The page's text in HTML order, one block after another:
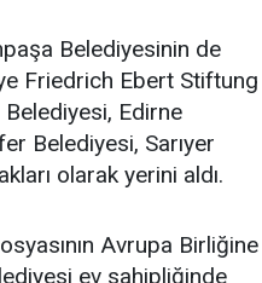
Belediyesinin de
Friedrich Ebert Stiftung
Edirne
Belediyesi, Sarıyer
olarak yerini aldı.
Avrupa Birliğine
ev sahipliğinde